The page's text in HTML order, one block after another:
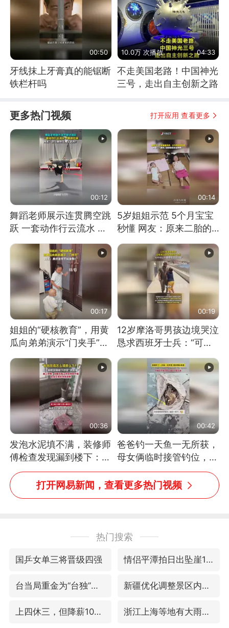
00:50
牙线抹上牙膏真的能锯断
铁栏杆吗
10.0万 次播放 04:33
不走美国老路！中国神光
三号，走出自主创新之路
更多热门视频 打开应用 查看更多
00:12
舞蹈老师展示连贯腾空跳
跃 一套动作行云流水 节
到又舞又武的？
00:14
5岁姐姐示范 5个月宝宝
秒懂 网友：原来二胎的
00:17
姐姐的“硬核教育”，用黄
瓜向弟弟演示“门夹手”，
教！
00:19
12岁摩洛哥男孩边境哭泣
恳求西班牙士兵：“可不
00:36
发泡水泥填不满，装修师
傅检查发现漏到楼下：出
风口未延伸到外墙
00:42
爸爸钓一天鱼一无所获，
母女俩临时接管钓位，用
玩具鱼竿钓上大鱼
打开网易新闻，查看更多热门视频
热门搜索
国乒女单三将晋级四强 情侣平潭拍日出坠崖1死1伤
台当局重金为“台独”织“皇帝新衣” 新疆优化调整景区内自驾服务费
上四休三，但降薪1000元，你接受吗？ 浙江上海等地有大雨或暴雨